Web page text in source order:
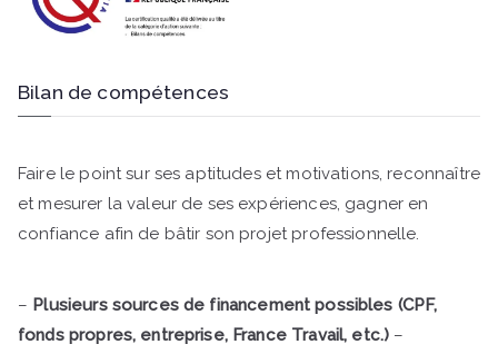
Bilan de compétences
Faire le point sur ses aptitudes et motivations, reconnaître
et mesurer la valeur de ses expériences, gagner en
confiance afin de bâtir son projet professionnelle.
– Plusieurs sources de financement possibles (CPF,
fonds propres, entreprise, France Travail, etc.) –